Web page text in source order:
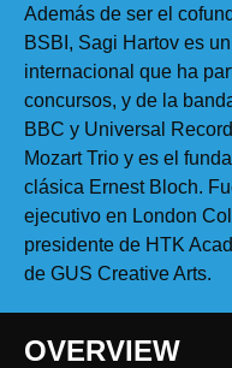
Además de ser el
BSBI, Sagi Hartov es
internacional que ha
concursos, y de la
BBC y Universal
Mozart Trio y es el
clásica Ernest Bloch.
ejecutivo en London
presidente de HTK
de GUS Creative Arts.
OVERVIEW